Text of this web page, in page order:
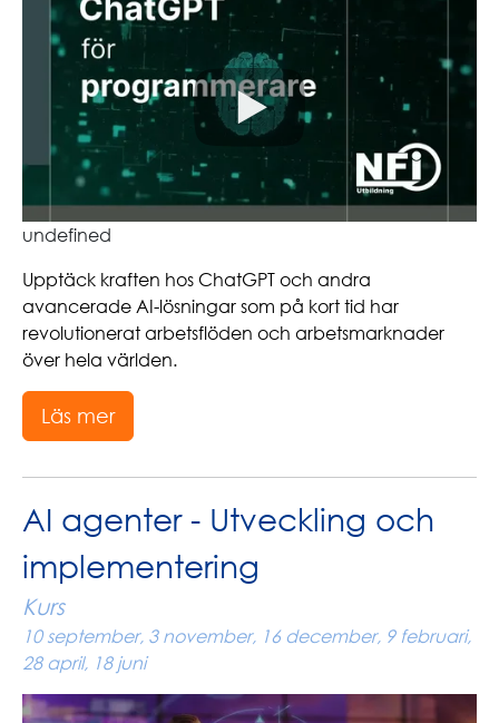
undefined
Upptäck kraften hos ChatGPT och andra
avancerade AI-lösningar som på kort tid har
revolutionerat arbetsflöden och arbetsmarknader
över hela världen.
Läs mer
AI agenter - Utveckling och
implementering
Kurs
10 september, 3 november, 16 december, 9 februari,
28 april, 18 juni